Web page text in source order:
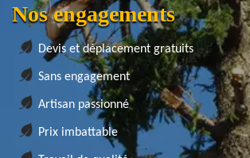
Nos engagements
Devis et déplacement gratuits
Sans engagement
Artisan passionné
Prix imbattable